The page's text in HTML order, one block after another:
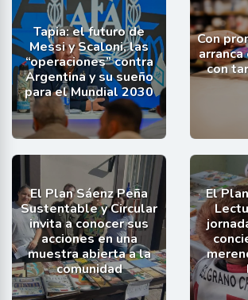
Tapia: el futuro de
Messi y Scaloni, las
“operaciones” contra
Argentina y su sueño
para el Mundial 2030
Con
con
El Plan Sáenz Peña
Sustentable y Circular
invita a conocer sus
acciones en una
muestra abierta a la
comunidad
El